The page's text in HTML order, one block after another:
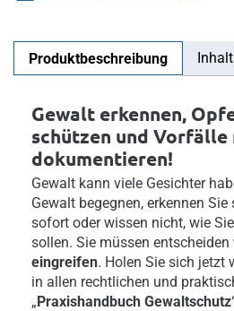
Produktbeschreibung
Gewalt erkennen,
schützen und
dokumentieren!
Gewalt kann viele Gesichter
Gewalt begegnen, erkennen
sofort oder wissen nicht, wie
sollen. Sie müssen entscheiden
eingreifen. Holen Sie sich jetzt
in allen rechtlichen und
„Praxishandbuch Gewaltschutz